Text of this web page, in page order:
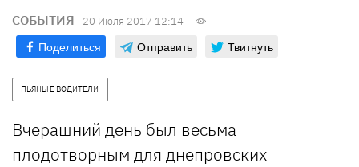
СОБЫТИЯ 20 Июля 2017 12:14
Поделиться Отправить Твитнуть
ПЬЯНЫЕ ВОДИТЕЛИ
Вчерашний день был весьма
плодотворным для днепровских